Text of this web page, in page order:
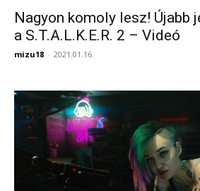
Nagyon komoly lesz! Újabb
a S.T.A.L.K.E.R. 2 – Videó
mizu18 - 2021.01.16.